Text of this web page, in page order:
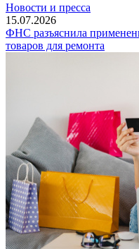
Новости и пресса
15.07.2026
ФНС разъяснила
товаров для ремонта